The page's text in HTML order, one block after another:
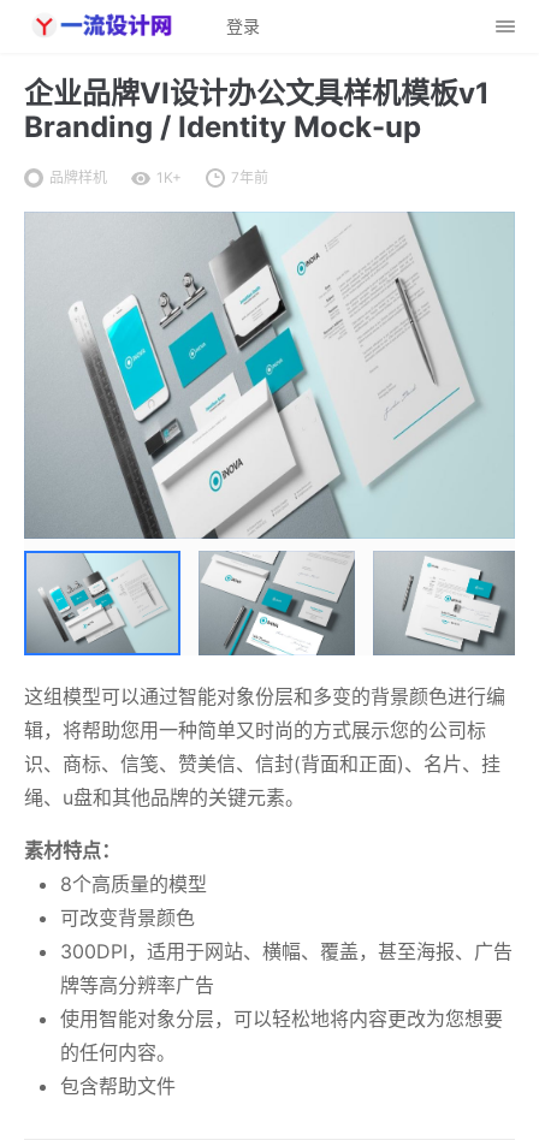
登录
企业品牌VI设计办公文具样机模板v1
Branding / Identity Mock-up
品牌样机 1K+ 7年前
这组模型可以通过智能对象份层和多变的背景颜色进行编
辑，将帮助您用一种简单又时尚的方式展示您的公司标
识、商标、信笺、赞美信、信封(背面和正面)、名片、挂
绳、u盘和其他品牌的关键元素。
素材特点：
8个高质量的模型
可改变背景颜色
300DPI，适用于网站、横幅、覆盖，甚至海报、广告
牌等高分辨率广告
使用智能对象分层，可以轻松地将内容更改为您想要
的任何内容。
包含帮助文件